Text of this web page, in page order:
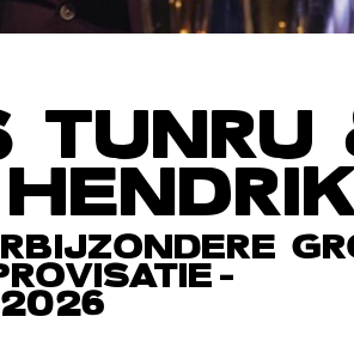
TUNRU
2026